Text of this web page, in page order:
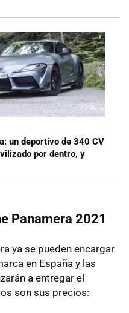
un deportivo de 340 CV
por dentro, y
Panamera 2021
ya se pueden encargar
en España y las
a entregar el
son sus precios: